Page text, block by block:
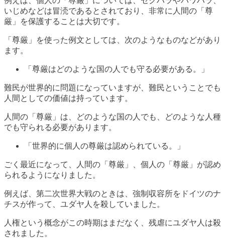
いじめなどは冒涜であるとされており、非常に人間の「尊
厳」を保護することは大切です。
「尊厳」を使った例文としては、次のようなものなどがあり
ます。
「尊厳はどのような国の人でも守る必要がある。」
難民が世界的に問題になっていますが、難民ということでも
人間としての価値は持っています。
人間の「尊厳」は、どのような国の人でも、どのような人種
でも守られる必要があります。
「世界的に個人の尊厳は認められている。」
ごく最近になって、人間の「尊厳」、個人の「尊厳」が認め
られるようになりました。
例えば、第二次世界大戦のときは、強制収容所をドイツのナ
チスが作って、ユダヤ人を殺していました。
人権という概念がこの時期はまだなく、残虐にユダヤ人は殺
されました。